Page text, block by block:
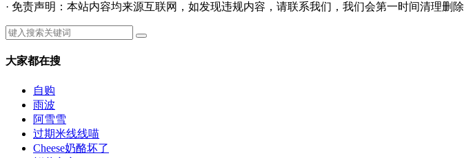
· 免责声明：本站内容均来源互联网，如发现违规内容，请联系我们，我们会第一时间清理删除
大家都在搜
自购
雨波
阿雪雪
过期米线线喵
Cheese奶酪坏了